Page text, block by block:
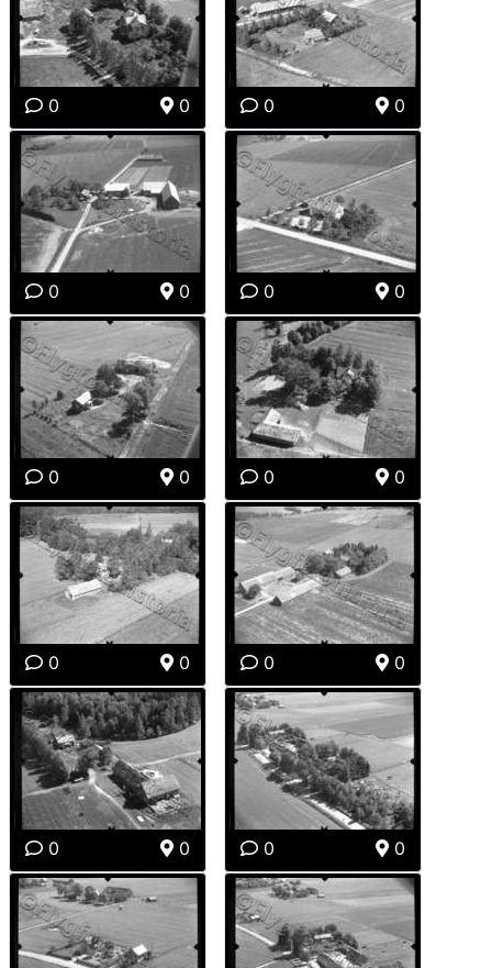
0 0 0 0
0 0 0 0
0 0 0 0
0 0 0 0
0 0 0 0